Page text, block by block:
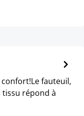
fauteuil,
tissu répond à